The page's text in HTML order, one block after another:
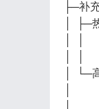
├─补
│ ├─
│ │
│ └─
│